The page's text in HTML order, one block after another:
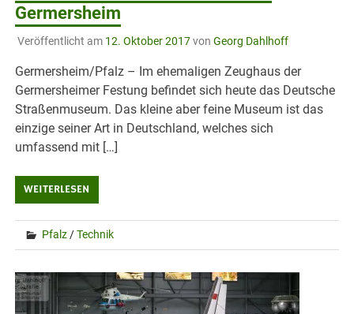
Germersheim
Veröffentlicht am 12. Oktober 2017von Georg Dahlhoff
Germersheim/Pfalz – Im ehemaligen Zeughaus der
Germersheimer Festung befindet sich heute das Deutsche
Straßenmuseum. Das kleine aber feine Museum ist das
einzige seiner Art in Deutschland, welches sich
umfassend mit […]
WEITERLESEN
Pfalz /Technik